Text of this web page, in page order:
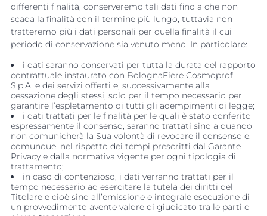
differenti finalità, conserveremo tali dati fino a che non
scada la finalità con il termine più lungo, tuttavia non
tratteremo più i dati personali per quella finalità il cui
periodo di conservazione sia venuto meno. In particolare:
i dati saranno conservati per tutta la durata del rapporto
contrattuale instaurato con BolognaFiere Cosmoprof
S.p.A. e dei servizi offerti e, successivamente alla
cessazione degli stessi, solo per il tempo necessario per
garantire l’espletamento di tutti gli adempimenti di legge;
i dati trattati per le finalità per le quali è stato conferito
espressamente il consenso, saranno trattati sino a quando
non comunicherà la Sua volontà di revocare il consenso e,
comunque, nel rispetto dei tempi prescritti dal Garante
Privacy e dalla normativa vigente per ogni tipologia di
trattamento;
in caso di contenzioso, i dati verranno trattati per il
tempo necessario ad esercitare la tutela dei diritti del
Titolare e cioè sino all’emissione e integrale esecuzione di
un provvedimento avente valore di giudicato tra le parti o